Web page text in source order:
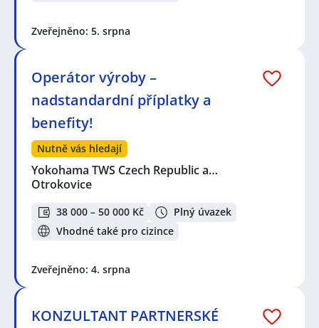
Zveřejněno: 5. srpna
Operátor výroby –
nadstandardní příplatky a
benefity!
Nutně vás hledají
Yokohama TWS Czech Republic a…
Otrokovice
38 000 – 50 000 Kč
Plný úvazek
Vhodné také pro cizince
Zveřejněno: 4. srpna
KONZULTANT PARTNERSKÉ